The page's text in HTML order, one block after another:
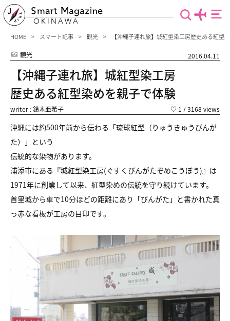
Smart Magazine
OKINAWA
HOME スマート記事 観光 【沖縄子連れ旅】城紅型染工房歴史ある紅型
観光 2016.04.11
【沖縄子連れ旅】城紅型染工房
歴史ある紅型染めを親子で体験
writer : 鈴木亜希子 ♡ 1 / 3168 views
沖縄には約500年前から伝わる「琉球紅型（りゅうきゅうびんが
た）」という
伝統的な染物があります。
浦添市にある『城紅型染工房(ぐすくびんがたぞめこうぼう)』は
1971年に創業して以来、紅型染めの伝統を守り続けています。
首里城から車で10分ほどの距離にあり「びんがた」と書かれた真
っ赤な看板が工房の目印です。